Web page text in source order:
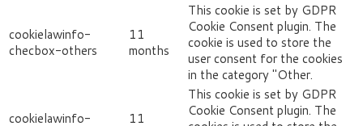
cookielawinfo-
checbox-others
11
months
This cookie is set by GDPR
Cookie Consent plugin. The
cookie is used to store the
user consent for the cookies
in the category "Other.
cookielawinfo-
11
This cookie is set by GDPR
Cookie Consent plugin. The